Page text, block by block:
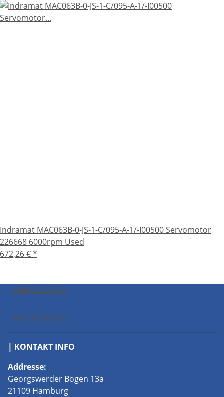
Indramat MAC063B-0-JS-1-C/095-A-1/-I00500 Servomotor
226668 6000rpm Used
672,26 €*
| ABWICKLUNG
| RECHTLICHES
| KONTAKT INFO
Addresse:
Georgswerder Bogen 13a
21109 Hamburg